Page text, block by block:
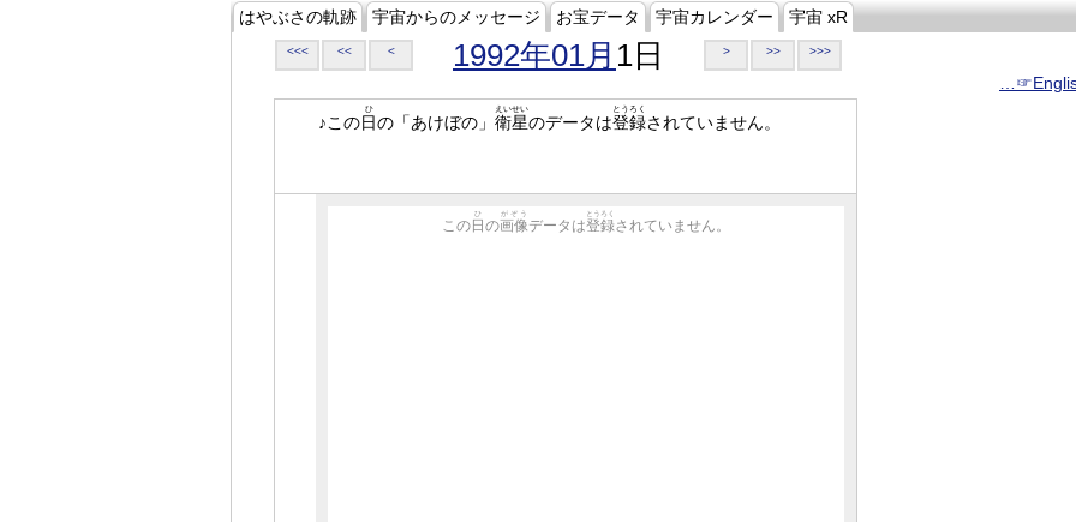
はやぶさの軌跡 宇宙からのメッセージ お宝データ 宇宙カレンダー 宇宙 xR
<<< << < 1992年01月 1日 > >> >>>
♪この日
ひ
の「あけぼの」 衛星
えいせい
のデータは登録
とうろく
されていません。
この 日
ひ
の画像
がぞう
データは登録
とうろく
されていません。